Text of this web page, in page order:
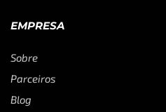
EMPRESA
Sobre
Parceiros
Blog